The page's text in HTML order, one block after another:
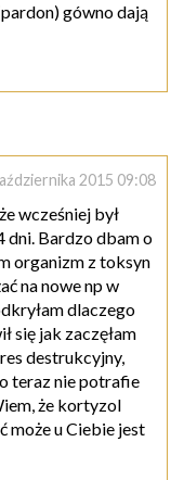
gówno dają
2015 09:08
wcześniej był
dni. Bardzo dbam o
organizm z toksyn
na nowe np w
dlaczego
się jak zaczęłam
destrukcyjny,
teraz nie potrafie
że kortyzol
może u Ciebie jest